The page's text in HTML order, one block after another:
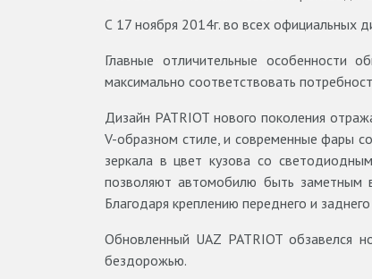
С 17 ноября 2014г. во всех официальных
Главные отличительные особенности
максимально соответствовать
Дизайн PATRIOT нового поколения
V-образном стиле, и современные фары
зеркала в цвет кузова со
позволяют автомобилю быть заметным
Благодаря креплению переднего и
Обновленный UAZ PATRIOT
бездорожью.